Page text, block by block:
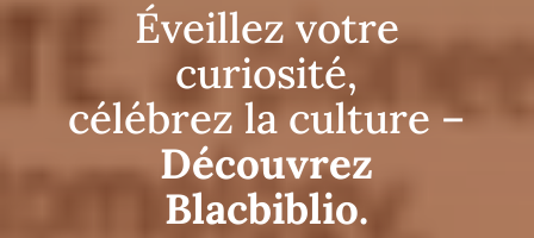
Éveillez votre
curiosité,
célébrez la culture –
Découvrez
Blacbiblio.